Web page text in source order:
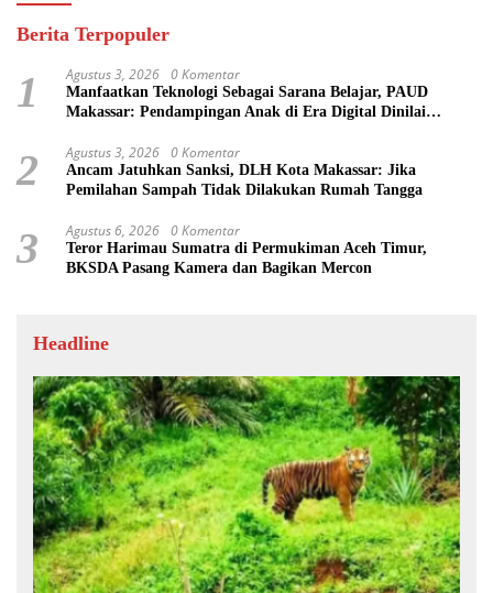
Berita Terpopuler
1 Agustus 3, 2026 0 Komentar
Manfaatkan Teknologi Sebagai Sarana Belajar, PAUD
Makassar: Pendampingan Anak di Era Digital Dinilai
2 Agustus 3, 2026 0 Komentar
Ancam Jatuhkan Sanksi, DLH Kota Makassar: Jika
Pemilahan Sampah Tidak Dilakukan Rumah Tangga
3 Agustus 6, 2026 0 Komentar
Teror Harimau Sumatra di Permukiman Aceh Timur,
BKSDA Pasang Kamera dan Bagikan Mercon
Headline